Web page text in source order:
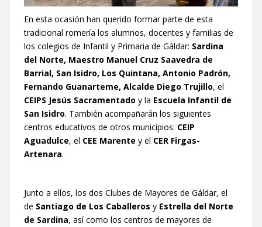
En esta ocasión han querido formar parte de esta
tradicional romería los alumnos, docentes y familias de
los colegios de Infantil y Primaria de Gáldar: Sardina
del Norte, Maestro Manuel Cruz Saavedra de
Barrial, San Isidro, Los Quintana, Antonio Padrón,
Fernando Guanarteme, Alcalde Diego Trujillo, el
CEIPS Jesús Sacramentado y la Escuela Infantil de
San Isidro. También acompañarán los siguientes
centros educativos de otros municipios: CEIP
Aguadulce, el CEE Marente y el CER Firgas-
Artenara.
Junto a ellos, los dos Clubes de Mayores de Gáldar, el
de Santiago de Los Caballeros y Estrella del Norte
de Sardina, así como los centros de mayores de